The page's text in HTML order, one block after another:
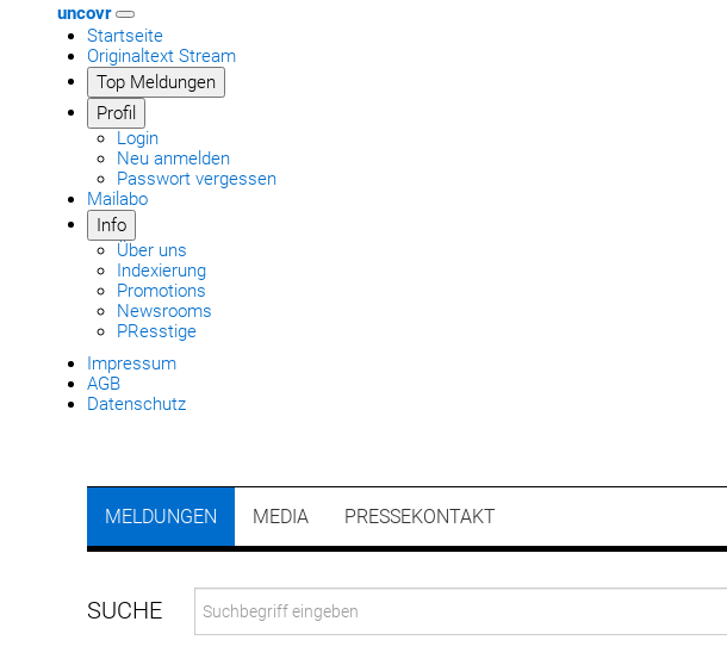
uncovr
Startseite
Originaltext Stream
Top Meldungen
Profil
Login
Neu anmelden
Passwort vergessen
Mailabo
Info
Über uns
Indexierung
Promotions
Newsrooms
PResstige
Impressum
AGB
Datenschutz
MELDUNGEN MEDIA PRESSEKONTAKT